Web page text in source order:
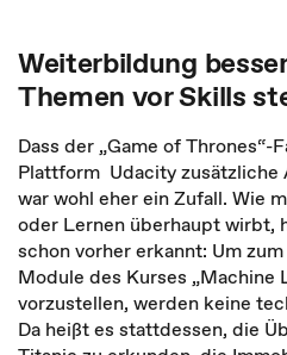
Weiterbildung
Themen vor Skills
Dass der „Game of
Plattform Udacity zusätzliche
war wohl eher ein Zufall. Wie
oder Lernen überhaupt wirbt,
schon vorher erkannt: Um
Module des Kurses „Machine
vorzustellen, werden keine
Da heißt es stattdessen, die